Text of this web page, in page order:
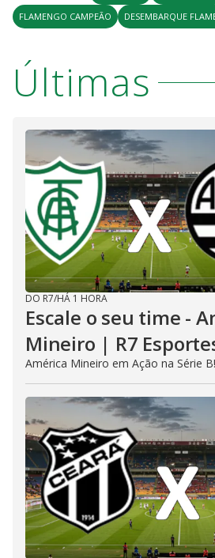
FLAMENGO CAMPEÃO
DESEMBARQUE
Últimas
DO R7/HÁ 1 HORA
Escale o seu time -
Mineiro | R7
América Mineiro em Ação na Série B!